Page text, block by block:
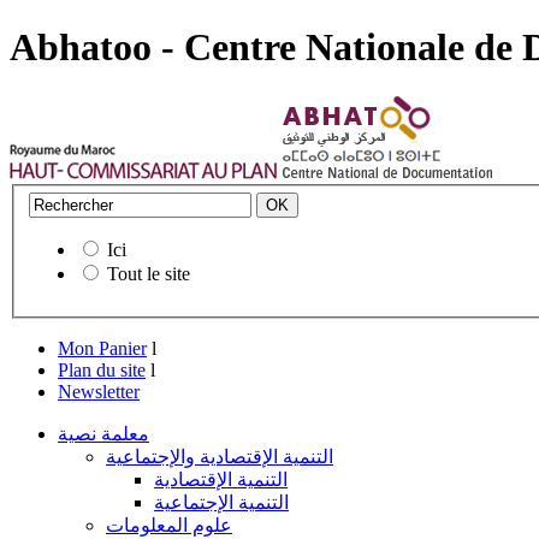
Abhatoo - Centre Nationale de
Ici
Tout le site
Mon Panier l
Plan du site l
Newsletter
معلمة نصية
التنمية الإقتصادية والإجتماعية
التنمية الإقتصادية
التنمية الإجتماعية
علوم المعلومات